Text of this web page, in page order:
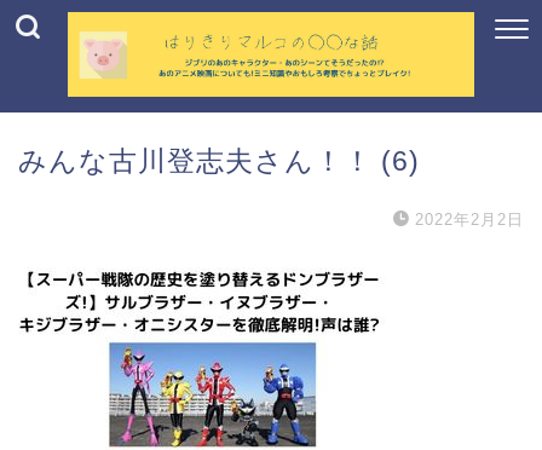
みんな古川登志夫さん！！ (6)
2022年2月2日